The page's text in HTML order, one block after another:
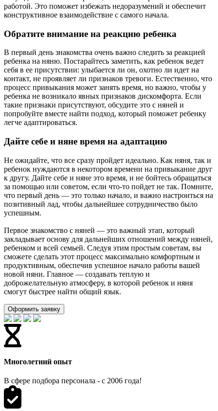
работой. Это поможет избежать недоразумений и обеспечит
конструктивное взаимодействие с самого начала.
Обратите внимание на реакцию ребенка
В первый день знакомства очень важно следить за реакцией
ребенка на няню. Постарайтесь заметить, как ребенок ведет
себя в ее присутствии: улыбается ли он, охотно ли идет на
контакт, не проявляет ли признаков тревоги. Естественно, что
процесс привыкания может занять время, но важно, чтобы у
ребенка не возникало явных признаков дискомфорта. Если
такие признаки присутствуют, обсудите это с няней и
попробуйте вместе найти подход, который поможет ребенку
легче адаптироваться.
Дайте себе и няне время на адаптацию
Не ожидайте, что все сразу пройдет идеально. Как няня, так и
ребенок нуждаются в некотором времени на привыкание друг
к другу. Дайте себе и няне это время, и не бойтесь обращаться
за помощью или советом, если что-то пойдет не так. Помните,
что первый день — это только начало, и важно настроиться на
позитивный лад, чтобы дальнейшее сотрудничество было
успешным.
Первое знакомство с няней — это важный этап, который
закладывает основу для дальнейших отношений между няней,
ребенком и всей семьей. Следуя этим простым советам, вы
сможете сделать этот процесс максимально комфортным и
продуктивным, обеспечив успешное начало работы вашей
новой няни. Главное — создавать теплую и
доброжелательную атмосферу, в которой ребенок и няня
смогут быстрее найти общий язык.
Оформить заявку
Многолетний опыт
В сфере подбора персонала - с 2006 года!